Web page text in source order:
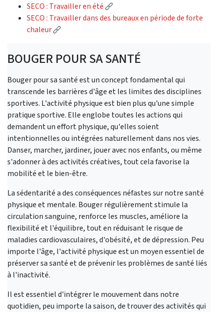
SECO : Travailler en été
(Lien externe)
SECO : Travailler dans des bureaux en période de forte
chaleur
(Lien externe)
BOUGER POUR SA SANTÉ
Bouger pour sa santé est un concept fondamental qui
transcende les barrières d'âge et les limites des disciplines
sportives. L'activité physique est bien plus qu'une simple
pratique sportive. Elle englobe toutes les actions qui
demandent un effort physique, qu'elles soient
intentionnelles ou intégrées naturellement dans nos vies.
Danser, marcher, jardiner, jouer avec nos enfants, ou même
s'adonner à des activités créatives, tout cela favorise la
mobilité et le bien-être.
La sédentarité a des conséquences néfastes sur notre santé
physique et mentale. Bouger régulièrement stimule la
circulation sanguine, renforce les muscles, améliore la
flexibilité et l'équilibre, tout en réduisant le risque de
maladies cardiovasculaires, d'obésité, et de dépression. Peu
importe l'âge, l'activité physique est un moyen essentiel de
préserver sa santé et de prévenir les problèmes de santé liés
à l'inactivité.
Il est essentiel d'intégrer le mouvement dans notre
quotidien, peu importe la saison, de trouver des activités qui